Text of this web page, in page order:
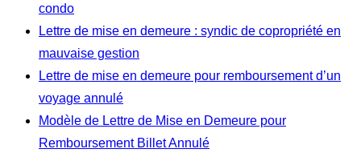
condo
Lettre de mise en demeure : syndic de copropriété en
mauvaise gestion
Lettre de mise en demeure pour remboursement d’un
voyage annulé
Modèle de Lettre de Mise en Demeure pour
Remboursement Billet Annulé